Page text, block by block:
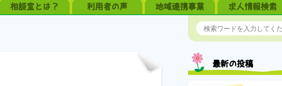
相談室とは？ 利用者の声 地域連携事業 求人情報検索
最新の投稿